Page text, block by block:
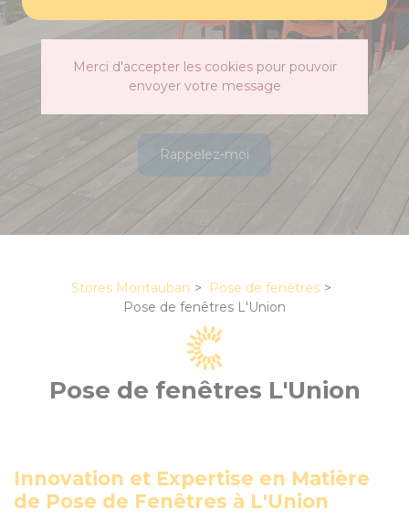
Merci d'accepter les cookies pour pouvoir
envoyer votre message
Rappelez-moi
Stores Montauban
Pose de fenêtres
Pose de fenêtres L'Union
Pose de fenêtres L'Union
Innovation et Expertise en Matière
de Pose de Fenêtres à L'Union